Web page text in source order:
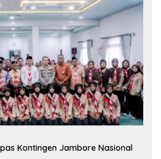
Kontingen Jambore Nasional